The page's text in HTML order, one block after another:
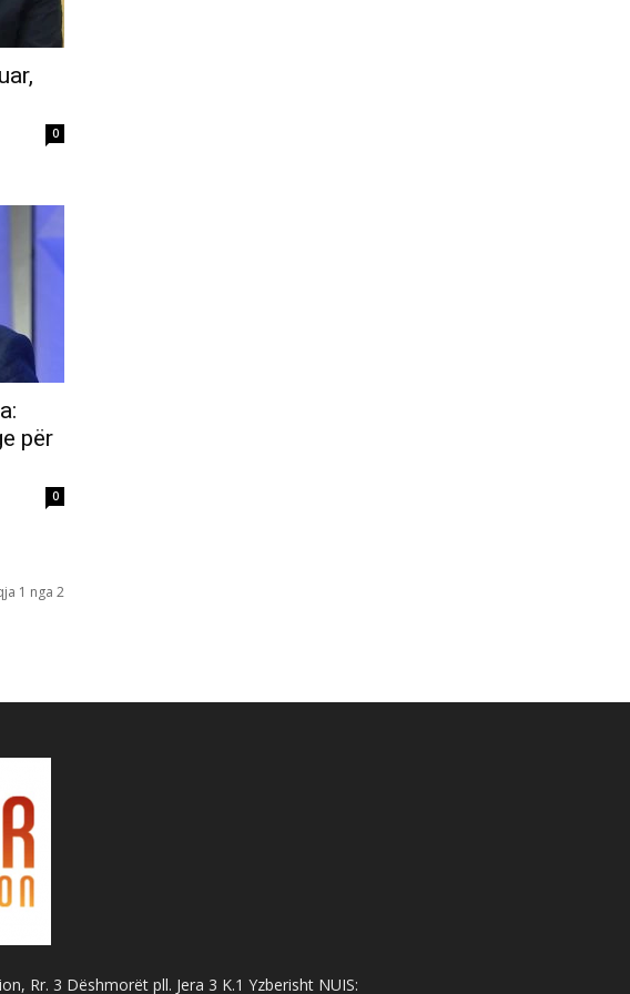
0
për
0
1 nga 2
Rr. 3 Dëshmorët pll. Jera 3 K.1 Yzberisht NUIS: